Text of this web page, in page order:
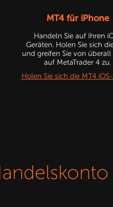
MT4 für iPhone
Handeln Sie auf Ihren
Geräten. Holen Sie sich
und greifen Sie von
auf MetaTrader 4 zu.
Holen Sie sich die MT4